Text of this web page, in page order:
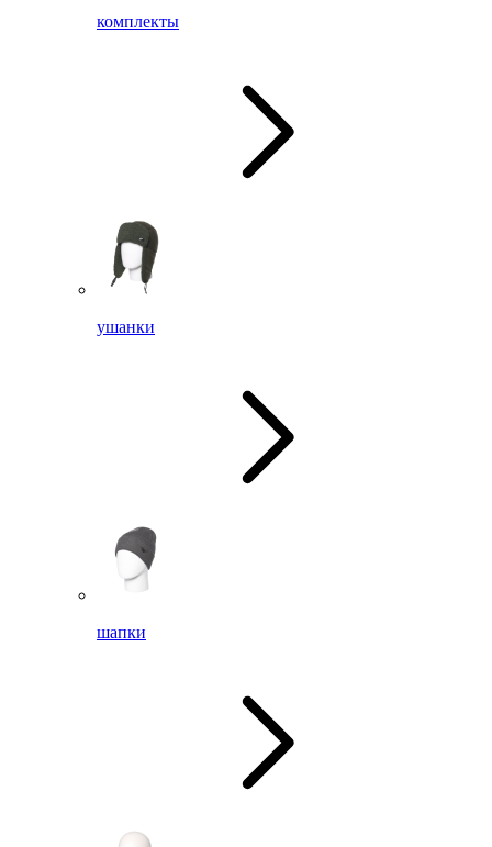
комплекты
ушанки
шапки